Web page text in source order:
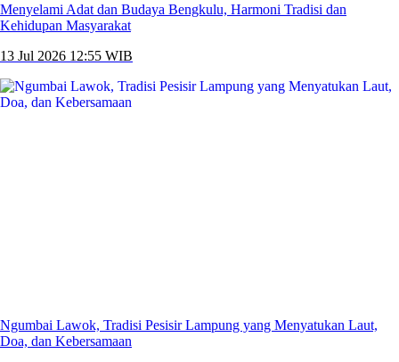
Menyelami Adat dan Budaya Bengkulu, Harmoni Tradisi dan
Kehidupan Masyarakat
13 Jul 2026 12:55 WIB
Ngumbai Lawok, Tradisi Pesisir Lampung yang Menyatukan Laut,
Doa, dan Kebersamaan